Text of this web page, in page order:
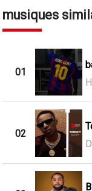
musiques
01
02